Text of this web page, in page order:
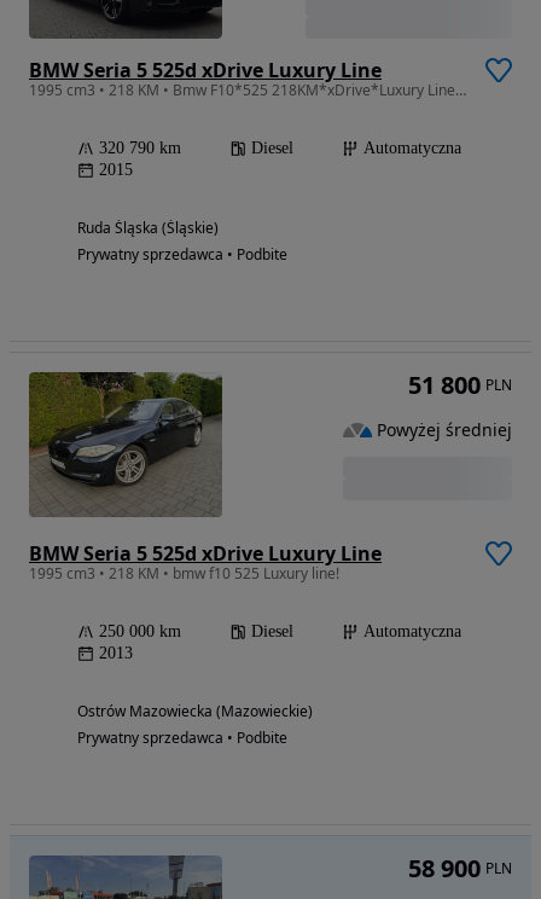
BMW Seria 5 525d xDrive Luxury Line
1995 cm3 • 218 KM • Bmw F10*525 218KM*xDrive*Luxury Line*Lift*Super Stan
320 790 km Diesel
Automatyczna
2015
Ruda Śląska (Śląskie)
Prywatny sprzedawca • Podbite
BMW Seria 5 525d xDrive Luxury Line
1995 cm3 • 218 KM • bmw f10 525 Luxury line!
250 000 km Diesel
Automatyczna
2013
Ostrów Mazowiecka (Mazowieckie)
Prywatny sprzedawca • Podbite
51 800 PLN
Powyżej średniej
58 900 PLN